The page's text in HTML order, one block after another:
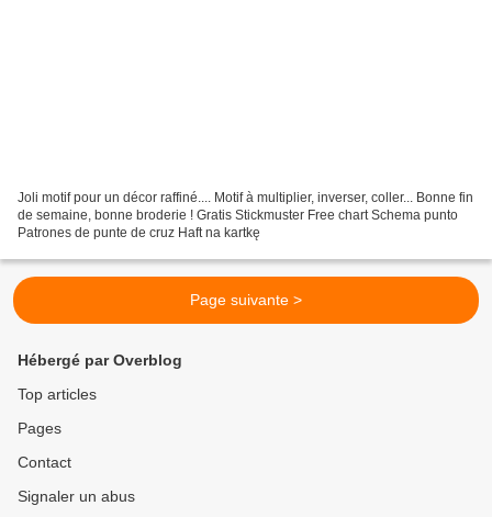
Joli motif pour un décor raffiné.... Motif à multiplier, inverser, coller... Bonne fin
de semaine, bonne broderie ! Gratis Stickmuster Free chart Schema punto
Patrones de punte de cruz Haft na kartkę
Page suivante >
Hébergé par Overblog
Top articles
Pages
Contact
Signaler un abus